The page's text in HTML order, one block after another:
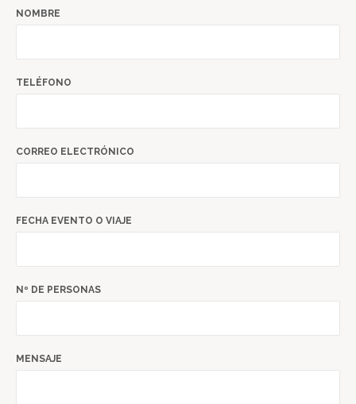
NOMBRE
TELÉFONO
CORREO ELECTRÓNICO
FECHA EVENTO O VIAJE
Nº DE PERSONAS
MENSAJE